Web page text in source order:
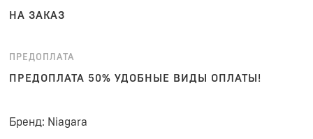
НА ЗАКАЗ
ПРЕДОПЛАТА
ПРЕДОПЛАТА 50% УДОБНЫЕ ВИДЫ ОПЛАТЫ!
Бренд: Niagara